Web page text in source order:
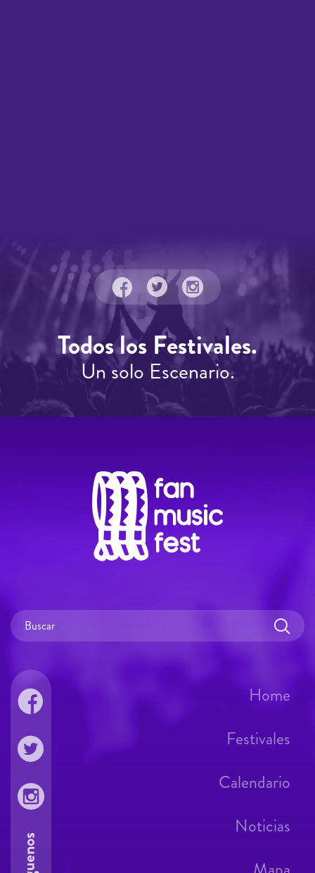
Todos los Festivales.
Un solo Escenario.
Home
Festivales
Calendario
Noticias